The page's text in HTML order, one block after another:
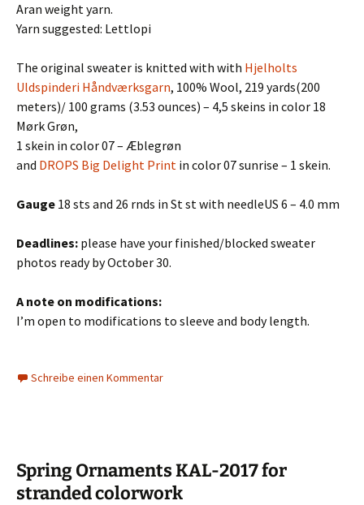
Aran weight yarn.
Yarn suggested: Lettlopi
The original sweater is knitted with with Hjelholts
Uldspinderi Håndværksgarn, 100% Wool, 219 yards(200
meters)/ 100 grams (3.53 ounces) – 4,5 skeins in color 18
Mørk Grøn,
1 skein in color 07 – Æblegrøn
and DROPS Big Delight Print in color 07 sunrise – 1 skein.
Gauge 18 sts and 26 rnds in St st with needleUS 6 – 4.0 mm
Deadlines: please have your finished/blocked sweater
photos ready by October 30.
A note on modifications:
I’m open to modifications to sleeve and body length.
Schreibe einen Kommentar
Spring Ornaments KAL-2017 for
stranded colorwork